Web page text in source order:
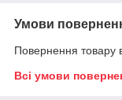
Умови
Повернення товару
Всі умови